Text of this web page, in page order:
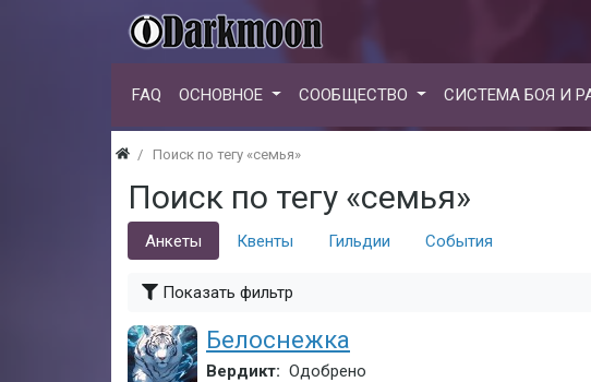
FAQ ОСНОВНОЕ СООБЩЕСТВО СИСТЕМА БОЯ И
Поиск по тегу «семья»
Поиск по тегу «семья»
Анкеты Квенты Гильдии События
Показать фильтр
Белоснежка
Вердикт: Одобрено